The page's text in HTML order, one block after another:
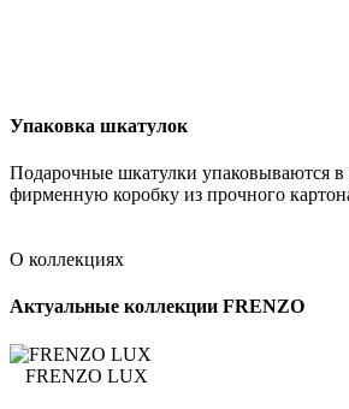
Упаковка шкатулок
Подарочные шкатулки упаковываются
фирменную коробку из прочного
О коллекциях
Актуальные коллекции FRENZO
FRENZO LUX